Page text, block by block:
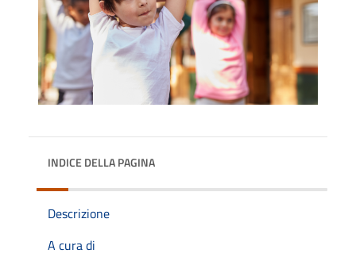
INDICE DELLA PAGINA
Descrizione
A cura di